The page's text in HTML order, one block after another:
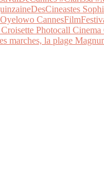
marches, la plage